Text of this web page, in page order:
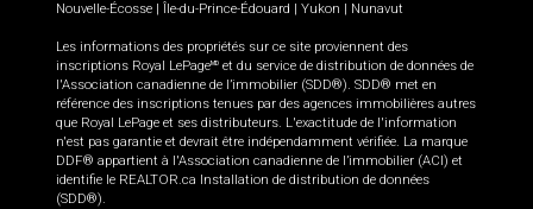
Nouvelle-Écosse
Île-du-Prince-Édouard Yukon Nunavut
Les informations des propriétés sur ce site proviennent des
inscriptions Royal LePageMD et du service de distribution de données de
l'Association canadienne de l’immobilier (SDD®). SDD® met en
référence des inscriptions tenues par des agences immobilières autres
que Royal LePage et ses distributeurs. L'exactitude de l'information
n'est pas garantie et devrait être indépendamment vérifiée. La marque
DDF® appartient à l'Association canadienne de l’immobilier (ACI) et
identifie le REALTOR.ca Installation de distribution de données
(SDD®).